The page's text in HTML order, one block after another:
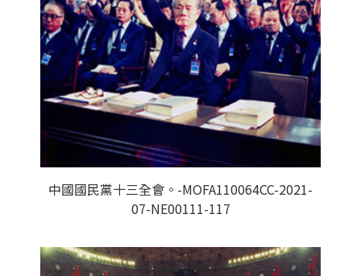
中國國民黨十三全會。-MOFA110064CC-2021-
07-NE00111-117